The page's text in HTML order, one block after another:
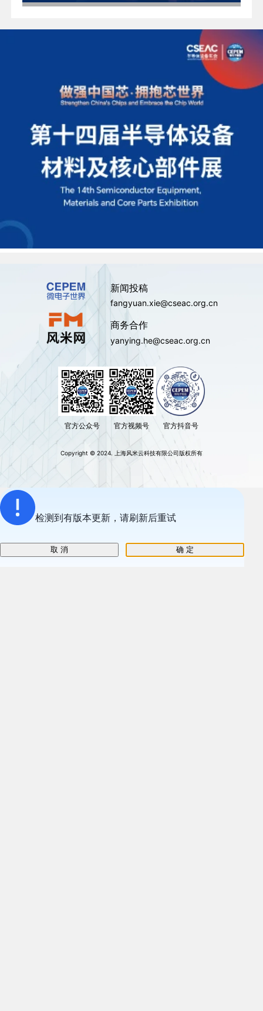
新闻投稿
fangyuan.xie@cseac.org.cn
商务合作
yanying.he@cseac.org.cn
官方公众号 官方视频号 官方抖音号
Copyright © 2024. 上海风米云科技有限公司版权所有
检测到有版本更新，请刷新后重试
取 消 确 定